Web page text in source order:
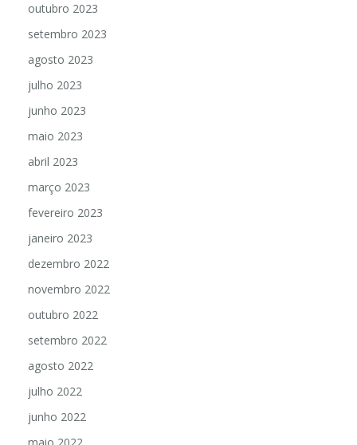
outubro 2023
setembro 2023
agosto 2023
julho 2023
junho 2023
maio 2023
abril 2023
março 2023
fevereiro 2023
janeiro 2023
dezembro 2022
novembro 2022
outubro 2022
setembro 2022
agosto 2022
julho 2022
junho 2022